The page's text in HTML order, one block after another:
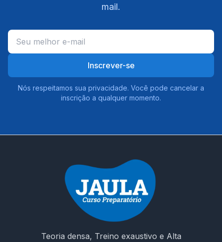
mail.
Inscrever-se
Nós respeitamos sua privacidade. Você pode cancelar a
inscrição a qualquer momento.
Teoria densa, Treino exaustivo e Alta